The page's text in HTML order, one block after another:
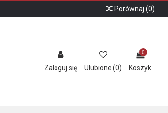
Porównaj (0)
Zaloguj się Ulubione (0)
0
Koszyk